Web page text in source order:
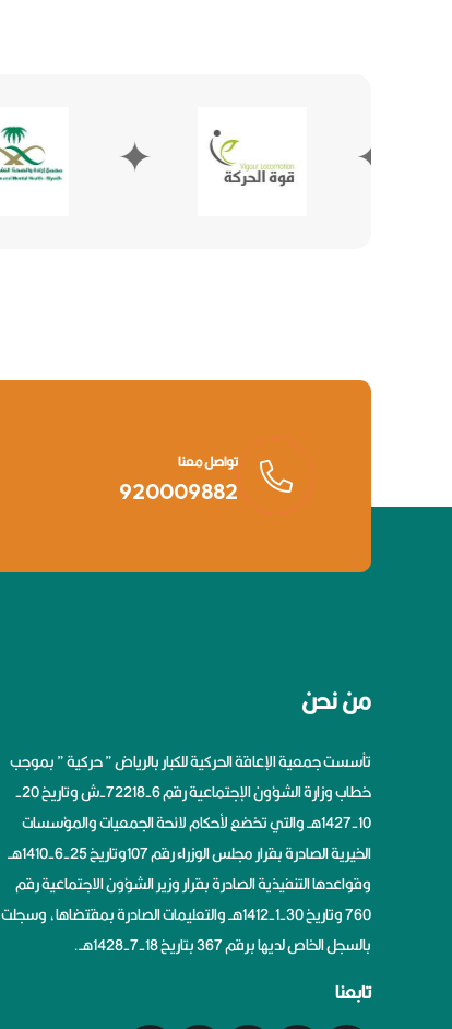
✦
تواصل معنا
920009882
من نحن
تأسست جمعية الإعاقة الحركية للكبار بالرياض ” حركية ” بموجب
خطاب وزارة الشؤون الإجتماعية رقم 6-72218-ش وتاريخ 20-
10-1427هــ والتي تخضع لأحكام لائحة الجمعيات والمؤسسات
الخيرية الصادرة بقرار مجلس الوزراء رقم 107وتاريخ 25-6-1410هــ
وقواعدها التنفيذية الصادرة بقرار وزير الشؤون الاجتماعية رقم
760 وتاريخ 30-1-1412هــ والتعليمات الصادرة بمقتضاها، وسجلت
بالسجل الخاص لديها برقم 367 بتاريخ 18-7-1428هــ.
تابعنا